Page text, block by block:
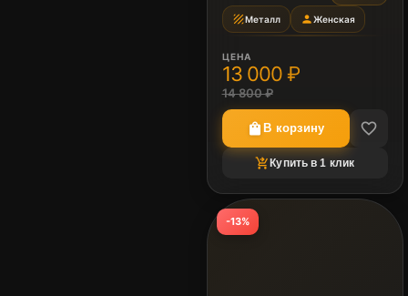
textureМеталл personЖенская
ЦЕНА
13 000 ₽
14 800 ₽
shopping_bagВ корзину favorite_border
shopping_cart_checkoutКупить в 1 клик
-13%